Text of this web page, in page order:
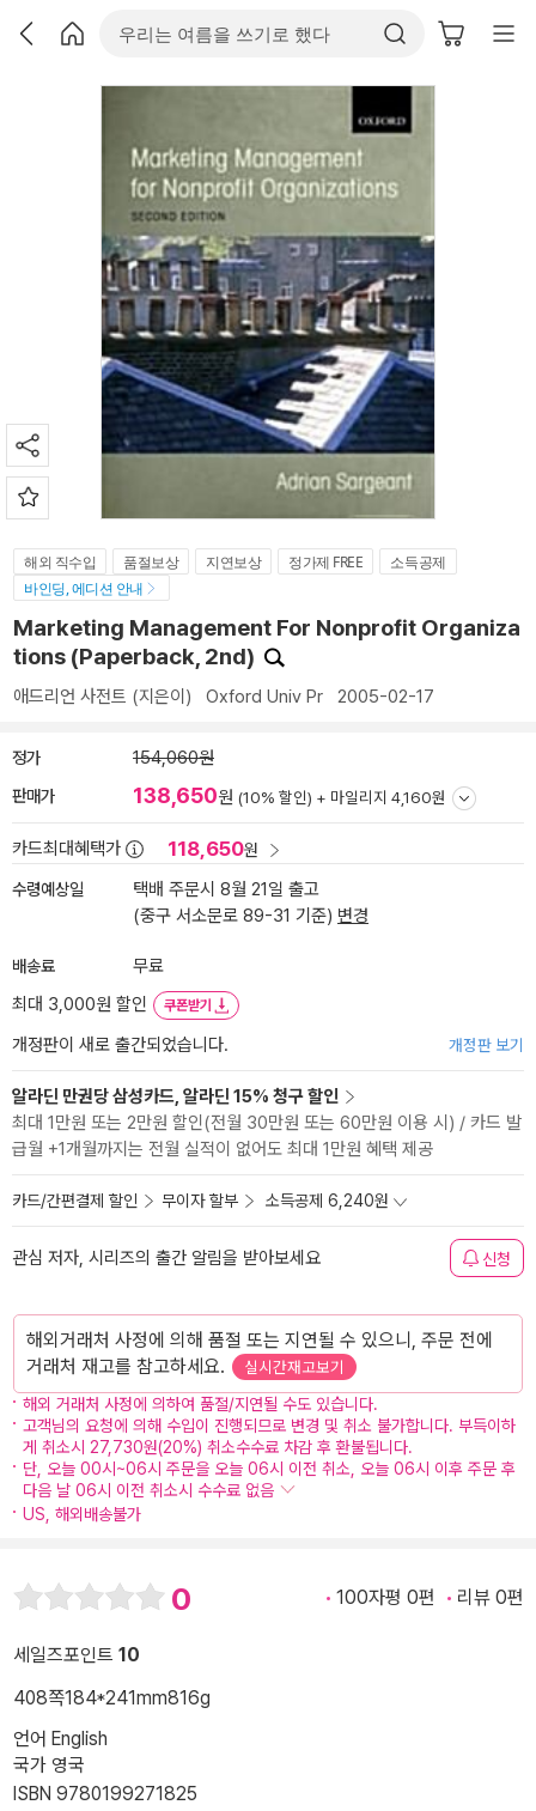
해외 직수입 품절보상 지연보상 정가제 FREE
소득공제
바인딩, 에디션 안내
Marketing Management For Nonprofit Organiza
tions (Paperback, 2nd)
애드리언 사전트 (지은이) Oxford Univ Pr 2005-02-17
정가 154,060원
판매가 138,650원 (10% 할인) + 마일리지 4,160원
카드최대혜택가 118,650원
수령예상일
택배 주문시 8월 21일 출고
(중구 서소문로 89-31 기준) 변경
배송료
무료
최대 3,000원 할인
쿠폰받기
개정판이 새로 출간되었습니다. 개정판 보기
알라딘 만권당 삼성카드, 알라딘 15% 청구 할인
최대 1만원 또는 2만원 할인(전월 30만원 또는 60만원 이용 시) / 카드 발
급월 +1개월까지는 전월 실적이 없어도 최대 1만원 혜택 제공
카드/간편결제 할인 무이자 할부 소득공제 6,240원
관심 저자, 시리즈의 출간 알림을 받아보세요 신청
해외거래처 사정에 의해 품절 또는 지연될 수 있으니, 주문 전에
거래처 재고를 참고하세요.
실시간재고보기
해외 거래처 사정에 의하여 품절/지연될 수도 있습니다.
고객님의 요청에 의해 수입이 진행되므로 변경 및 취소 불가합니다. 부득이하
게 취소시 27,730원(20%) 취소수수료 차감 후 환불됩니다.
단, 오늘 00시~06시 주문을 오늘 06시 이전 취소, 오늘 06시 이후 주문 후
다음 날 06시 이전 취소시 수수료 없음
US, 해외배송불가
0 100자평 0편 리뷰 0편
세일즈포인트 10
408쪽184*241mm816g
언어 English
국가 영국
ISBN 9780199271825